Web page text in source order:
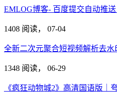
EMLOG博客- 百度提交自动推
1408 阅读， 07-04
全新二次元聚合短视频解析去
1348 阅读， 06-29
《疯狂动物城2》高清国语版｜